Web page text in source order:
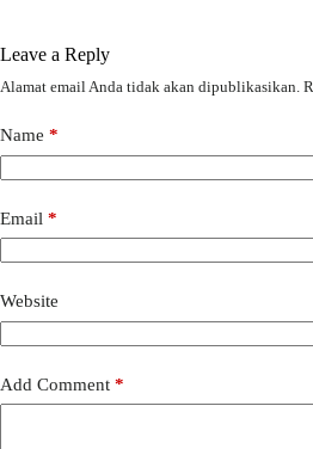
Leave a Reply
Alamat email Anda tidak akan dipublikasikan.
Name *
Email *
Website
Add Comment *